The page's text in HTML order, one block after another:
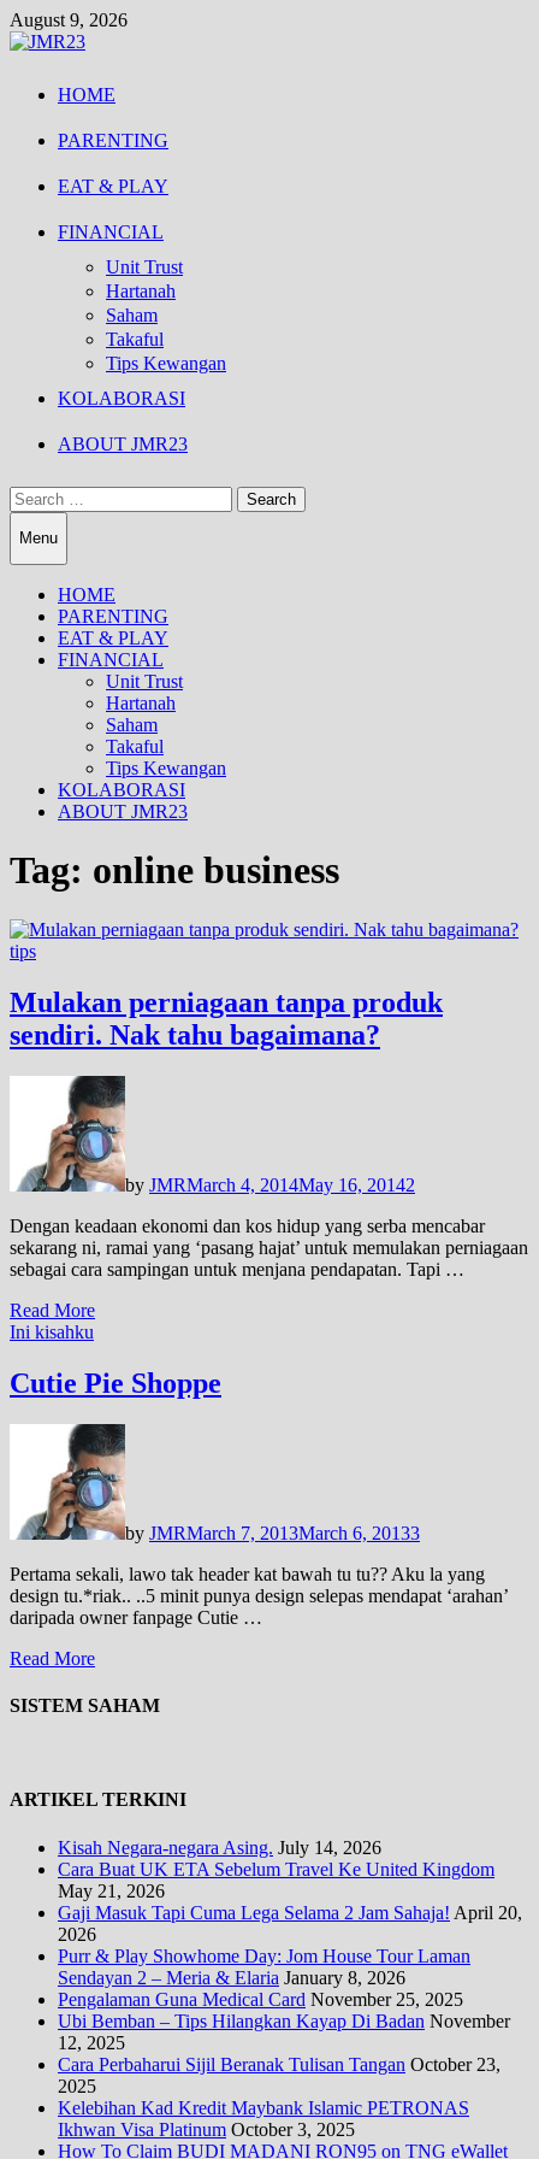
Skip
to
August 9, 2026
HOME
PARENTING
EAT & PLAY
FINANCIAL
Unit Trust
Hartanah
Saham
Takaful
Tips Kewangan
KOLABORASI
ABOUT JMR23
Search
for:
Menu
HOME
PARENTING
EAT & PLAY
FINANCIAL
Unit Trust
Hartanah
Saham
Takaful
Tips Kewangan
KOLABORASI
ABOUT JMR23
Tag: online business
tips
Mulakan perniagaan tanpa produk
sendiri. Nak tahu bagaimana?
by JMRMarch 4, 2014May 16, 20142
Dengan keadaan ekonomi dan kos hidup yang serba mencabar
sekarang ni, ramai yang ‘pasang hajat’ untuk memulakan perniagaan
sebagai cara sampingan untuk menjana pendapatan. Tapi …
Read More
Ini kisahku
Cutie Pie Shoppe
by JMRMarch 7, 2013March 6, 20133
Pertama sekali, lawo tak header kat bawah tu tu?? Aku la yang
design tu.*riak.. ..5 minit punya design selepas mendapat ‘arahan’
daripada owner fanpage Cutie …
Read More
SISTEM SAHAM
ARTIKEL TERKINI
Kisah Negara-negara Asing. July 14, 2026
Cara Buat UK ETA Sebelum Travel Ke United Kingdom
May 21, 2026
Gaji Masuk Tapi Cuma Lega Selama 2 Jam Sahaja! April 20,
2026
Purr & Play Showhome Day: Jom House Tour Laman
Sendayan 2 – Meria & Elaria January 8, 2026
Pengalaman Guna Medical Card November 25, 2025
Ubi Bemban – Tips Hilangkan Kayap Di Badan November
12, 2025
Cara Perbaharui Sijil Beranak Tulisan Tangan October 23,
2025
Kelebihan Kad Kredit Maybank Islamic PETRONAS
Ikhwan Visa Platinum October 3, 2025
How To Claim BUDI MADANI RON95 on TNG eWallet